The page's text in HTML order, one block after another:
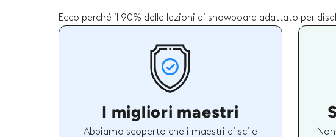
Ecco perché il 90% delle lezioni di snowboard adattato per
I migliori maestri
Abbiamo scoperto che i maestri di sci e